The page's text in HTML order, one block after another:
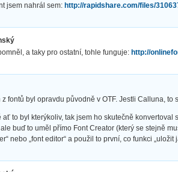
jsem nahrál sem: http://rapidshare.com/files/
a taky pro ostatní, tohle funguje: http://
fontů byl opravdu původně v OTF. Jestli Calluna, to
ať to byl kterýkoliv, tak jsem ho skutečně konvertoval
buď to uměl přímo Font Creator (který se stejně
nebo „font editor“ a použil to první, co funkci „uložit